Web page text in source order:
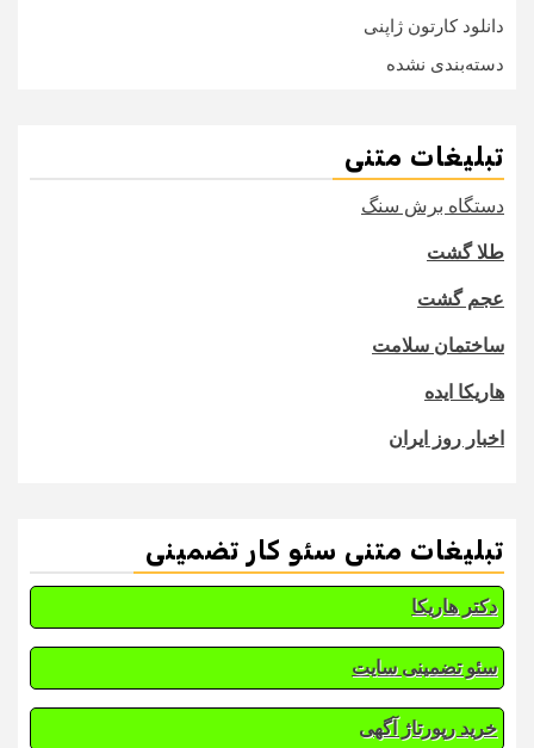
دانلود کارتون ژاپنی
دسته‌بندی نشده
تبلیغات متنی
دستگاه برش سنگ
طلا گشت
عجم گشت
ساختمان سلامت
هاریکا ایده
اخبار روز ایران
تبلیغات متنی سئو کار تضمینی
دکتر هاریکا
سئو تضمینی سایت
خرید رپورتاژ آگهی